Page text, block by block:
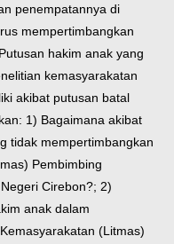
penempatannya di
mempertimbangkan
hakim anak yang
kemasyarakatan
akibat putusan batal
1) Bagaimana akibat
tidak mempertimbangkan
Pembimbing
Cirebon?; 2)
anak dalam
(Litmas)